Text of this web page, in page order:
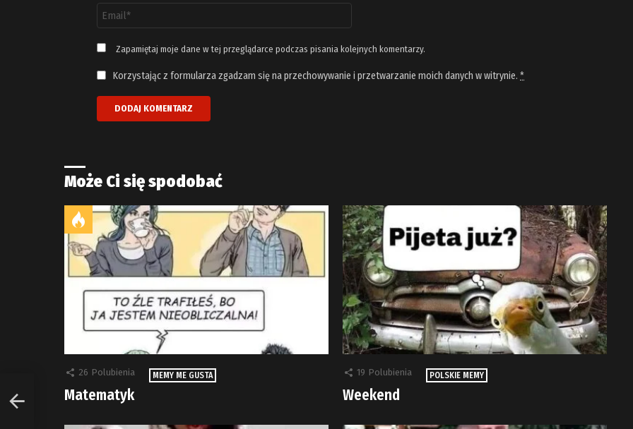
email
*
Zapamiętaj moje dane w tej przeglądarce podczas pisania kolejnych komentarzy.
Korzystając z formularza zgadzam się na przechowywanie i przetwarzanie moich danych w witrynie. *
Może Ci się spodobać
26 Polubienia MEMY ME GUSTA
Matematyk
19 Polubienia POLSKIE MEMY
Weekend